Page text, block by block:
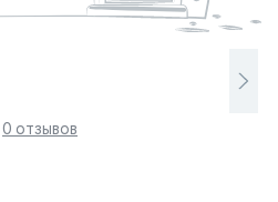
0 отзывов